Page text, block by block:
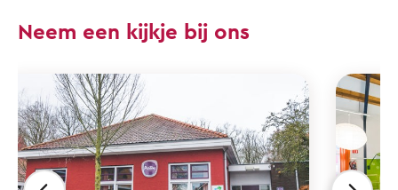
Neem een kijkje bij ons